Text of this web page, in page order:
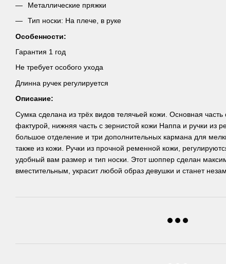
Металлические пряжки
Тип носки: На плече, в руке
Особенности:
Гарантия 1 год
Не требует особого ухода
Длинна ручек регулируется
Описание:
Сумка сделана из трёх видов телячьей кожи. Основная часть
фактурой, нижняя часть с зернистой кожи Наппа и ручки из
большое отделение и три дополнительных кармана для
также из кожи. Ручки из прочной ременной кожи,
удобный вам размер и тип носки. Этот шоппер сделан
вместительным, украсит любой образ девушки и станет